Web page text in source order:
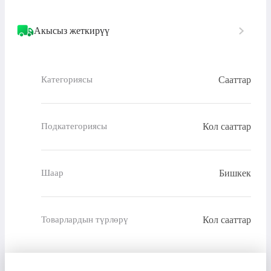
Акысыз жеткирүү
Категориясы Сааттар
Подкатегориясы Кол сааттар
Шаар Бишкек
Товарлардын түрлөрү Кол сааттар